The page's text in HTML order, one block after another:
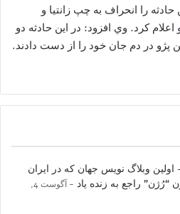
را انحراف به چپ زانتيا و
کرد. وي افزود: در اين حادثه دو
پژو در دم جان خود را از دست دادند.
اولین وبلاگ نویس جهان که در ایران
“رُژن” راجع به زنده یاد
آگوست 4,